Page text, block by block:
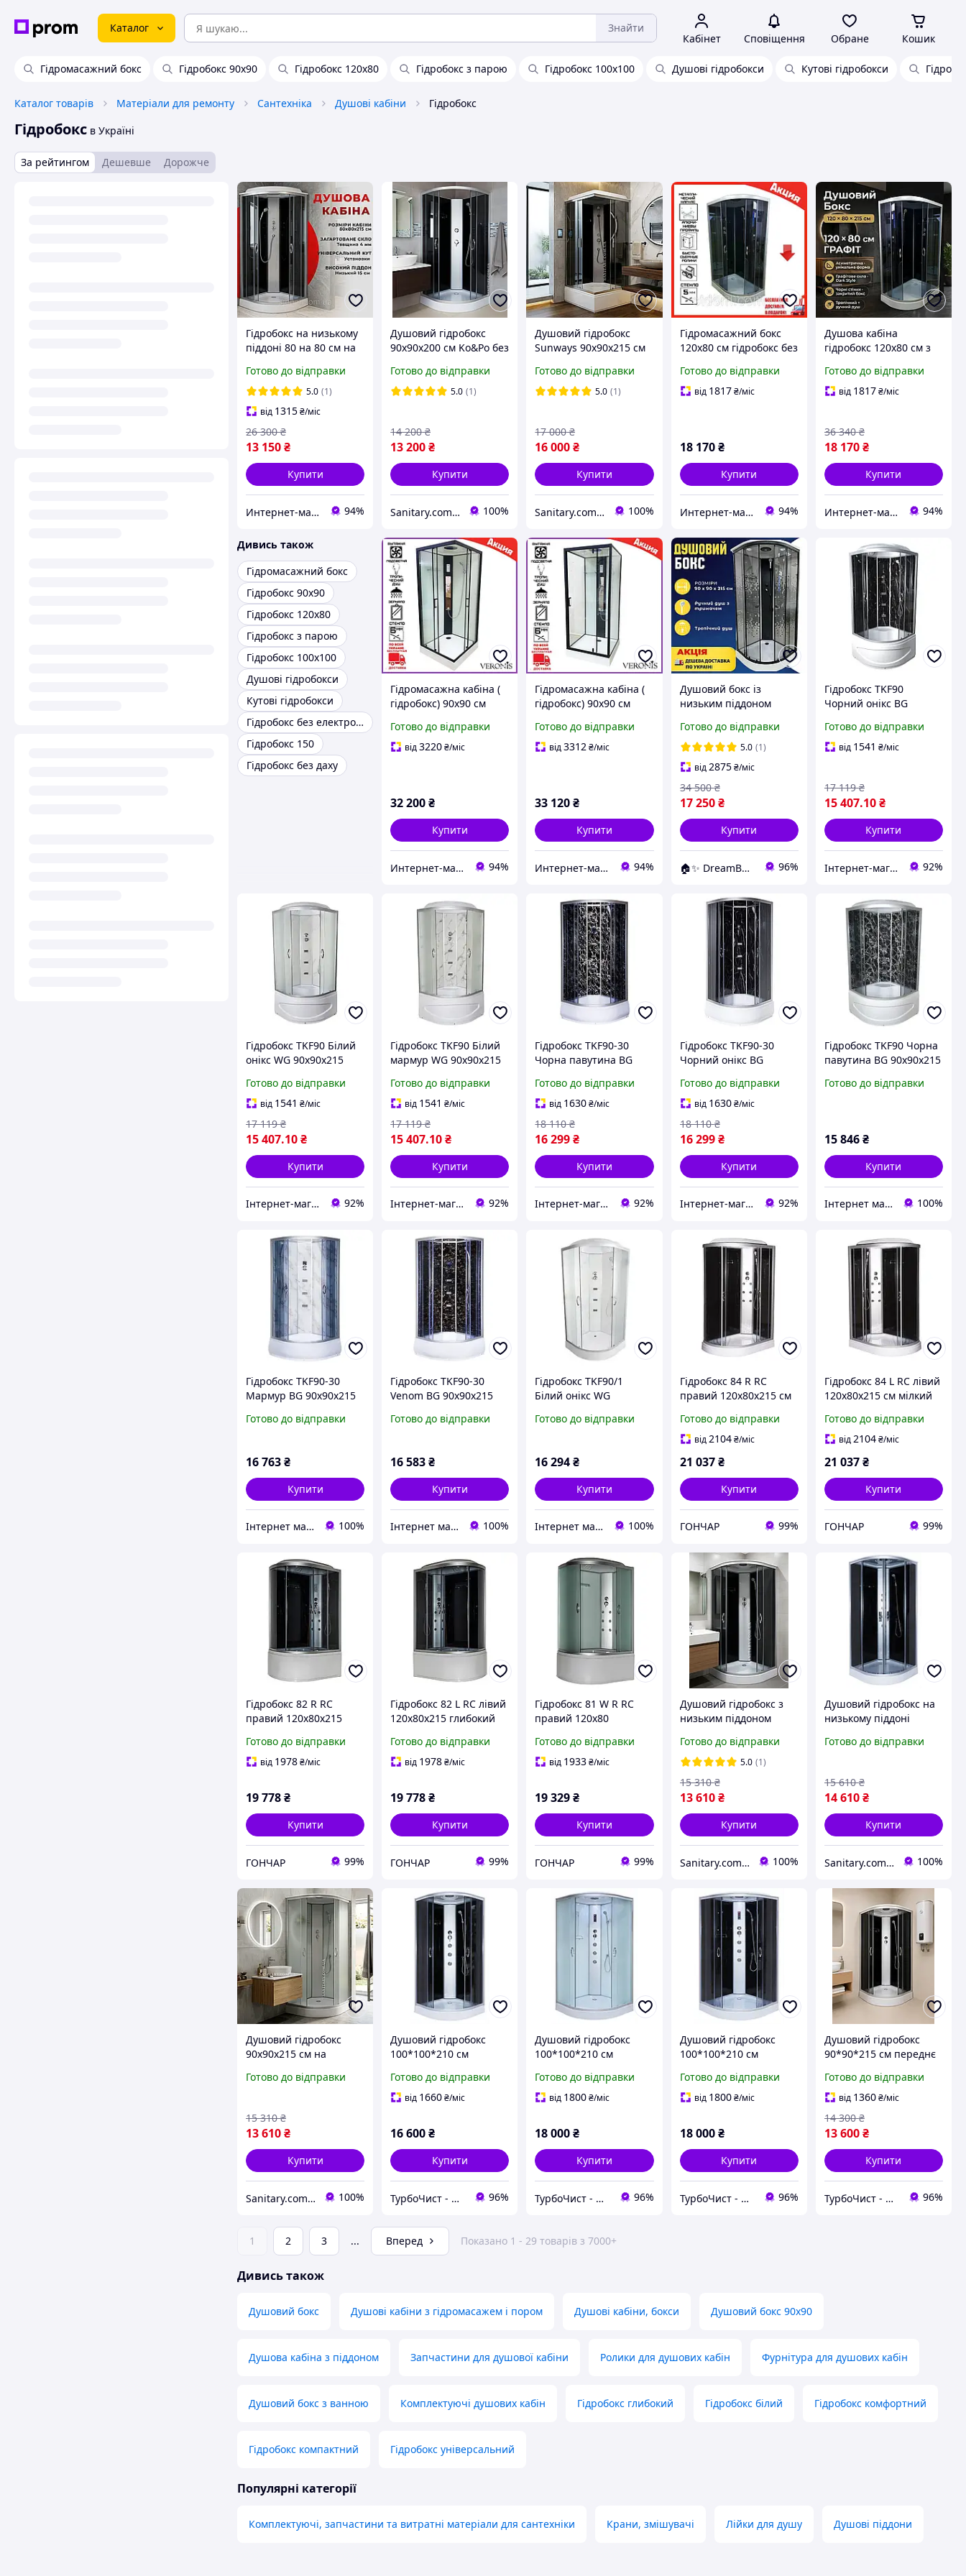
Каталог Знайти
Кабінет Сповіщення Обране Кошик
Гідромасажний бокс Гідробокс 90х90 Гідробокс 120х80 Гідробокс з парою Гідробокс 100х100 Душові гідробокси Кутові гідробокси
Каталог товарів Матеріали для ремонту Сантехніка Душові кабіни Гідробокс
Гідробокс в Україні
За рейтингом Дешевше Дорожче
Гідробокс на низькому
піддоні 80 на 80 см на
гідромасажна кабіна
Гідробокс 80x80
Готово до відправки
5.0 (1)
від 1315₴/міс
13 150₴
26 300 ₴
Купити
Интернет-магазин Строй Дом 94%
Душовий гідробокс
90x90х200 см Ko&Po без
низькому піддоні
розсувні двері
Готово до відправки
5.0 (1)
13 200₴
14 200 ₴
Купити
Sanitary.com.ua 100%
Душовий гідробокс
Sunways 90х90х215 см
квадратним піддоном
прозоре скло 5 мм
Готово до відправки
5.0 (1)
16 000₴
17 000 ₴
Купити
Sanitary.com.ua 100%
Гідромасажний бокс
120x80 см гідробокс без
AKL 120P-T (GR) ECO
лівобічна
Готово до відправки
від 1817 ₴/міс
18 170 ₴
Купити
Интернет-магазин Строй Дом 94%
Душова кабіна
гідробокс 120x80 см з
електроніки Atlantis
AKL 120P-T (GR) ECO
Готово до відправки
від 1817₴/міс
18 170₴
36 340 ₴
Купити
Интернет-магазин Строй Дом 94%
Дивись також
Гідромасажний бокс
Гідробокс 90х90
Гідробокс 120х80
Гідробокс з парою
Гідробокс 100х100
Душові гідробокси
Кутові гідробокси
Гідробокс без електроніки
Гідробокс 150
Гідробокс без даху
Гідромасажна кабіна (
гідробокс) 90х90 см
Квадратна
гідромасажна душова
Готово до відправки
від3220₴/міс
32 200₴
Купити
Интернет-магазин Строй Дом 94%
Гідромасажна кабіна (
гідробокс) 90х90 см
Квадратна
гідромасажна душова
Готово до відправки
від3312₴/міс
33 120₴
Купити
Интернет-магазин Строй Дом 94%
Душовий бокс із
низьким піддоном
Готово до відправки
5.0 (1)
від2875 ₴/міс
17 250 ₴
34 500 ₴
Купити
🏠✨ DreamBuy ✨🏠 96%
Гідробокс TKF90
Чорний онікс BG
піддон
Готово до відправки
від 1541 ₴/міс
15 407.10₴
17 119 ₴
Купити
Інтернет-магазин дверей, сантехніки та меблів «Хутко» 92%
Гідробокс TKF90 Білий
онікс WG 90x90x215
Готово до відправки
від 1541 ₴/міс
15 407.10₴
17 119 ₴
Купити
Інтернет-магазин дверей, сантехніки та меблів «Хутко» 92%
Гідробокс TKF90 Білий
мармур WG 90x90x215
Готово до відправки
від 1541 ₴/міс
15 407.10₴
17 119 ₴
Купити
Інтернет-магазин дверей, сантехніки та меблів «Хутко» 92%
Гідробокс TKF90-30
Чорна павутина BG
піддон
Готово до відправки
від 1630₴/міс
16 299₴
18 110 ₴
Купити
Інтернет-магазин дверей, сантехніки та меблів «Хутко» 92%
Гідробокс TKF90-30
Чорний онікс BG
піддон
Готово до відправки
від 1630 ₴/міс
16 299 ₴
18 110 ₴
Купити
Інтернет-магазин дверей, сантехніки та меблів «Хутко» 92%
Гідробокс TKF90 Чорна
павутина BG 90x90x215
Готово до відправки
15 846₴
Купити
Інтернет магазин дверей та сантехніки KIRI 100%
Гідробокс TKF90-30
Мармур BG 90x90x215
Готово до відправки
16 763₴
Купити
Інтернет магазин дверей та сантехніки KIRI 100%
Гідробокс TKF90-30
Venom BG 90x90x215
Готово до відправки
16 583₴
Купити
Інтернет магазин дверей та сантехніки KIRI 100%
Гідробокс TKF90/1
Білий онікс WG
піддон
Готово до відправки
16 294₴
Купити
Інтернет магазин дверей та сантехніки KIRI 100%
Гідробокс 84 R RC
правий 120х80х215 см
А0042916 )
Готово до відправки
від2104 ₴/міс
21 037 ₴
Купити
ГОНЧАР 99%
Гідробокс 84 L RC лівий
120х80х215 см мілкий
Готово до відправки
від2104₴/міс
21 037₴
Купити
ГОНЧАР 99%
Гідробокс 82 R RC
правий 120х80х215
А0033802 )
Готово до відправки
від 1978₴/міс
19 778₴
Купити
ГОНЧАР 99%
Гідробокс 82 L RC лівий
120х80х215 глибокий
Готово до відправки
від 1978₴/міс
19 778₴
Купити
ГОНЧАР 99%
Гідробокс 81 W R RC
правий 120х80
А0041732 )
Готово до відправки
від 1933₴/міс
19 329₴
Купити
ГОНЧАР 99%
Душовий гідробокс з
низьким піддоном
душова кабіна із заднім
склом
Готово до відправки
5.0 (1)
13 610 ₴
15 310 ₴
Купити
Sanitary.com.ua 100%
Душовий гідробокс на
низькому піддоні
гідромасажна кабіна з
стінками
Готово до відправки
14 610₴
15 610 ₴
Купити
Sanitary.com.ua 100%
Душовий гідробокс
90х90х215 см на
закрита кабіна матова
стінками
Готово до відправки
13 610₴
15 310 ₴
Купити
Sanitary.com.ua 100%
Душовий гідробокс
100*100*210 см
заднє скло black,
низький піддон
Готово до відправки
від 1660₴/міс
16 600₴
Купити
ТурбоЧист - магазин сантехніки 96%
Душовий гідробокс
100*100*210 см
заднє скло white,
низький піддон,
Готово до відправки
від 1800₴/міс
18 000₴
Купити
ТурбоЧист - магазин сантехніки 96%
Душовий гідробокс
100*100*210 см
заднє скло black,
низький піддон
Готово до відправки
від 1800 ₴/міс
18 000 ₴
Купити
ТурбоЧист - магазин сантехніки 96%
Душовий гідробокс
90*90*215 см переднє
заднє скло чорне,
низький піддон
Готово до відправки
від 1360₴/міс
13 600₴
14 300 ₴
Купити
ТурбоЧист - магазин сантехніки 96%
1 2 3 ... Вперед Показано 1 - 29 товарів з 7000+
Дивись також
Душовий бокс Душові кабіни з гідромасажем і пором Душові кабіни, бокси Душовий бокс 90х90
Душова кабіна з піддоном Запчастини для душової кабіни Ролики для душових кабін Фурнітура для душових кабін
Душовий бокс з ванною Комплектуючі душових кабін Гідробокс глибокий Гідробокс білий Гідробокс комфортний
Гідробокс компактний Гідробокс універсальний
Популярні категорії
Комплектуючі, запчастини та витратні матеріали для сантехніки Крани, змішувачі Лійки для душу Душові піддони